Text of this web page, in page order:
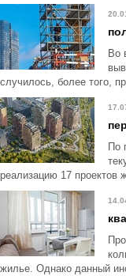
Во
случилось, более того,
По
реализацию 17 проектов
жилье. Однако данный